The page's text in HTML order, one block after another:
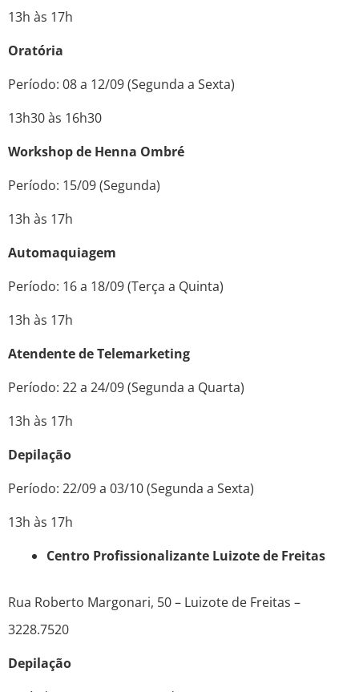
13h às 17h
Oratória
Período: 08 a 12/09 (Segunda a Sexta)
13h30 às 16h30
Workshop de Henna Ombré
Período: 15/09 (Segunda)
13h às 17h
Automaquiagem
Período: 16 a 18/09 (Terça a Quinta)
13h às 17h
Atendente de Telemarketing
Período: 22 a 24/09 (Segunda a Quarta)
13h às 17h
Depilação
Período: 22/09 a 03/10 (Segunda a Sexta)
13h às 17h
Centro Profissionalizante Luizote de Freitas
Rua Roberto Margonari, 50 – Luizote de Freitas –
3228.7520
Depilação